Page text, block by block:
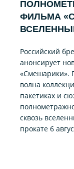
ФИЛЬМА
Российский
анонсирует
«Смешарики».
волна
пакетиках и
сквозь
прокате 6